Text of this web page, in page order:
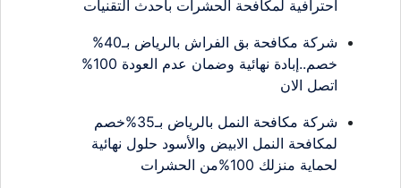
احترافية لمكافحة الحشرات بأحدث التقنيات
شركة مكافحة بق الفراش بالرياض بـ40%
خصم..إبادة نهائية وضمان عدم العودة 100%
اتصل الان
شركة مكافحة النمل بالرياض بـ35%خصم
لمكافحة النمل الابيض والأسود حلول نهائية
لحماية منزلك 100%من الحشرات